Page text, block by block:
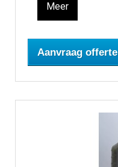
Meer
Aanvraag offerte